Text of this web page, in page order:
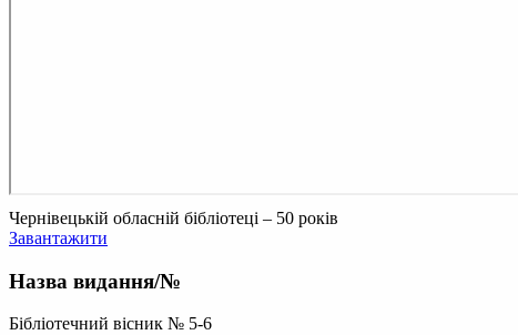
Чернівецькій обласній бібліотеці – 50 років
Завантажити
Назва видання/№
Бібліотечний вісник № 5-6